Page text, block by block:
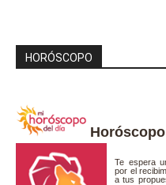
HORÓSCOPO
Horóscopo